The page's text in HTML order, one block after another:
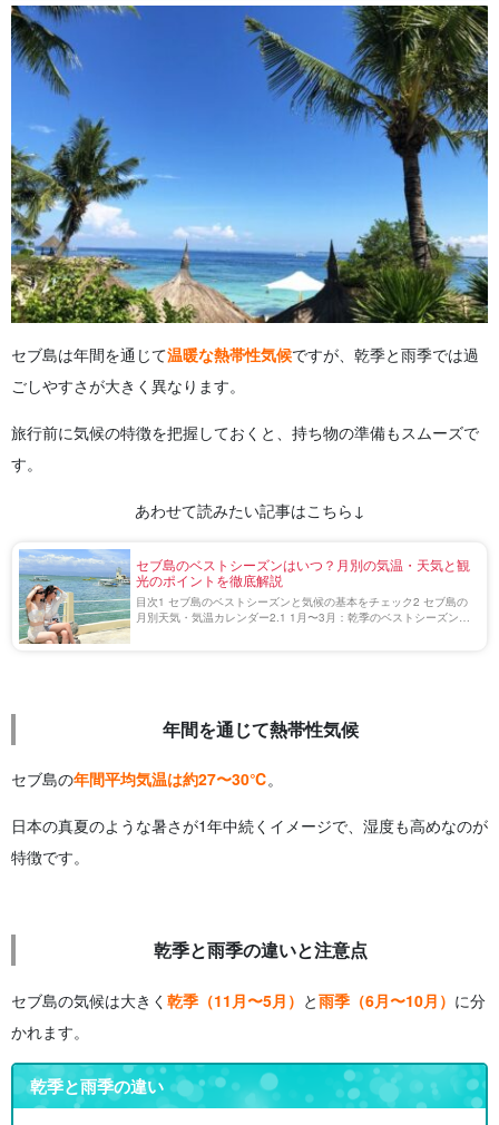
セブ島は年間を通じて温暖な熱帯性気候ですが、乾季と雨季では過
ごしやすさが大きく異なります。
旅行前に気候の特徴を把握しておくと、持ち物の準備もスムーズで
す。
あわせて読みたい記事はこちら↓
セブ島のベストシーズンはいつ？月別の気温・天気と観
光のポイントを徹底解説
目次1 セブ島のベストシーズンと気候の基本をチェック2 セブ島の
月別天気・気温カレンダー2.1 1月〜3月：乾季のベストシーズン
年間を通じて熱帯性気候
セブ島の年間平均気温は約27〜30℃。
日本の真夏のような暑さが1年中続くイメージで、湿度も高めなのが
特徴です。
乾季と雨季の違いと注意点
セブ島の気候は大きく 乾季（11月〜5月） と雨季（6月〜10月） に分
かれます。
乾季と雨季の違い